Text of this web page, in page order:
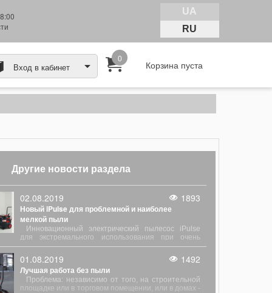
UA
RU
Вход в кабинет
0 Корзина пуста
Другие новости раздела
02.08.2019 1893
Новый iPulse для проблемной и наиболее
мелкой пыли
Инновационный электрический пылесос iPulse
для экстремального использования при очень
высоком выбросе пыли. Для работы
непосредственно рядом с электроинструментами
во время бурения, фрезерования, шлифования и
распыления.
01.08.2019 1492
Лучшая работа без пыли
Проблема: независимо от того, на строительной
площадке или в торговом помещении, или в домах -